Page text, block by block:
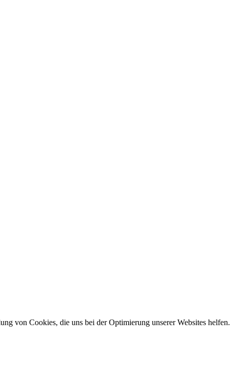
von Cookies, die uns bei der Optimierung unserer Websites helfen.